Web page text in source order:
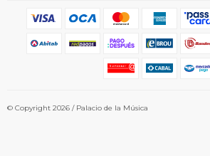
© Copyright 2026 / Palacio de la Música